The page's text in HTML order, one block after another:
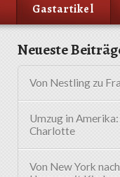
Gastartikel
Neueste
Von Nestling zu
Umzug in
Charlotte
Von New York